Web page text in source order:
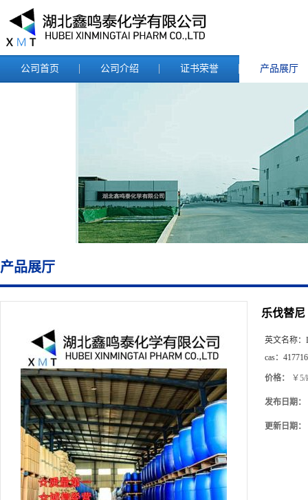
公司首页 公司介绍 证书荣誉 产品展厅
产品展厅
乐伐替尼
英文名称：
cas：
价格： ￥5/
发布日期：
更新日期：